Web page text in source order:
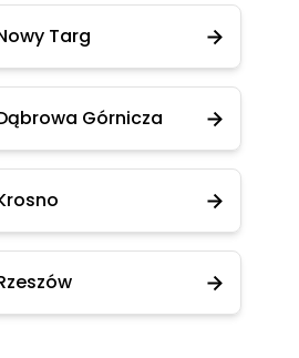
Targ
Górnicza